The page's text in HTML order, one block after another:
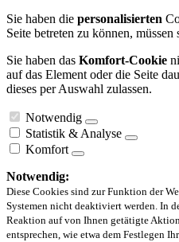
Sie haben die personalisierten
Seite betreten zu können,
Sie haben das Komfort-Cookie
auf das Element oder die Seite
dieses per Auswahl zulassen.
Notwendig
Statistik & Analyse
Komfort
Notwendig:
Diese Cookies sind zur Funktion der
Systemen nicht deaktiviert werden. In
Reaktion auf von Ihnen getätigte
entsprechen, wie etwa dem Festlegen